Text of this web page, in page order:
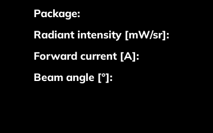
Package:
Radiant intensity [mW/sr]:
Forward current [A]:
Beam angle [°]: